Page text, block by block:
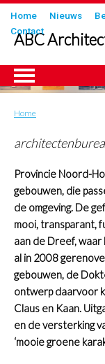
Overslaan
en
naar
inhoud
gaan
Submenu
Home Nieuws
Contact
ABC
Kruimelpad
Home
Provincie Noord-
gebouwen, die
de omgeving. De
mooi, transparant,
aan de Dreef,
al in 2008
gebouwen, de
ontwerp daarvoor
Claus en Kaan.
en de versterking
‘mooie groene